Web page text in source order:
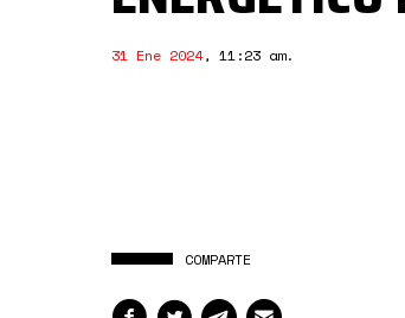
31 Ene 2024, 11:23 am.
COMPARTE